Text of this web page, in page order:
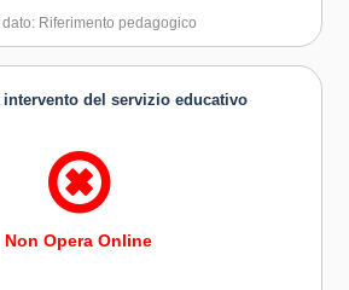
dato: Riferimento pedagogico
del servizio educativo
Non Opera Online